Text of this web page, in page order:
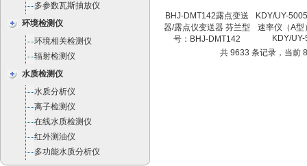
多参数瓦斯抽放仪
环境检测仪
环境相关检测仪
辐射检测仪
水质检测仪
水质分析仪
离子检测仪
在线水质检测仪
红外测油仪
多功能水质分析仪
BHJ-DMT142露点变送
器/露点仪变送器 芬兰型
号：BHJ-DMT142
KDY/UY-
速率仪（A型
KDY/
共 9633 条记录，当前